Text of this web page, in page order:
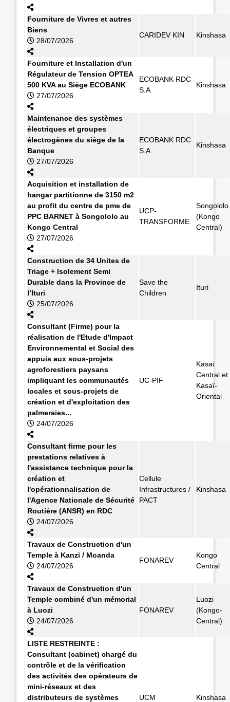
Fourniture de Vivres et autres
Biens
28/07/2026
CARIDEV KIN Kinshasa
Fourniture et Installation d'un
Régulateur de Tension OPTEA
500 KVA au Siège ECOBANK
27/07/2026
ECOBANK RDC
S.A
Kinshasa
Maintenance des systèmes
électriques et groupes
électrogènes du siège de la
Banque
27/07/2026
ECOBANK RDC
S.A
Kinshasa
Acquisition et installation de
hangar partitionne de 3150 m2
au profit du centre de pme de
PPC BARNET à Songololo au
Kongo Central
27/07/2026
UCP-
TRANSFORME
Songololo
(Kongo
Central)
Construction de 34 Unites de
Triage + Isolement Semi
Durable dans la Province de
l’Ituri
25/07/2026
Save the
Children
Ituri
Consultant (Firme) pour la
réalisation de l'Etude d'Impact
Environnemental et Social des
appuis aux sous-projets
agroforestiers paysans
impliquant les communautés
locales et sous-projets de
création et d'exploitation des
palmeraies...
24/07/2026
UC-PIF
Kasaï
Central et
Kasaï-
Oriental
Consultant firme pour les
prestations relatives à
l'assistance technique pour la
création et
l'opérationnalisation de
l'Agence Nationale de Sécurité
Routière (ANSR) en RDC
24/07/2026
Cellule
Infrastructures /
PACT
Kinshasa
Travaux de Construction d'un
Temple à Kanzi / Moanda
24/07/2026
FONAREV
Kongo
Central
Travaux de Construction d'un
Temple combiné d'un mémorial
à Luozi
24/07/2026
FONAREV
Luozi
(Kongo-
Central)
LISTE RESTREINTE :
Consultant (cabinet) chargé du
contrôle et de la vérification
des activités des opérateurs de
mini-réseaux et des
distributeurs de systèmes
UCM Kinshasa